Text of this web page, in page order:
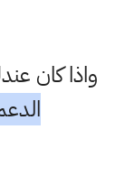
واذا كان